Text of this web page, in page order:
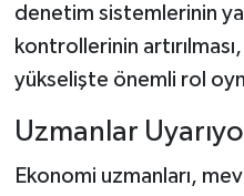
denetim sistemlerinin
kontrollerinin
yükselişte önemli rol
Uzmanlar
Ekonomi uzmanları,